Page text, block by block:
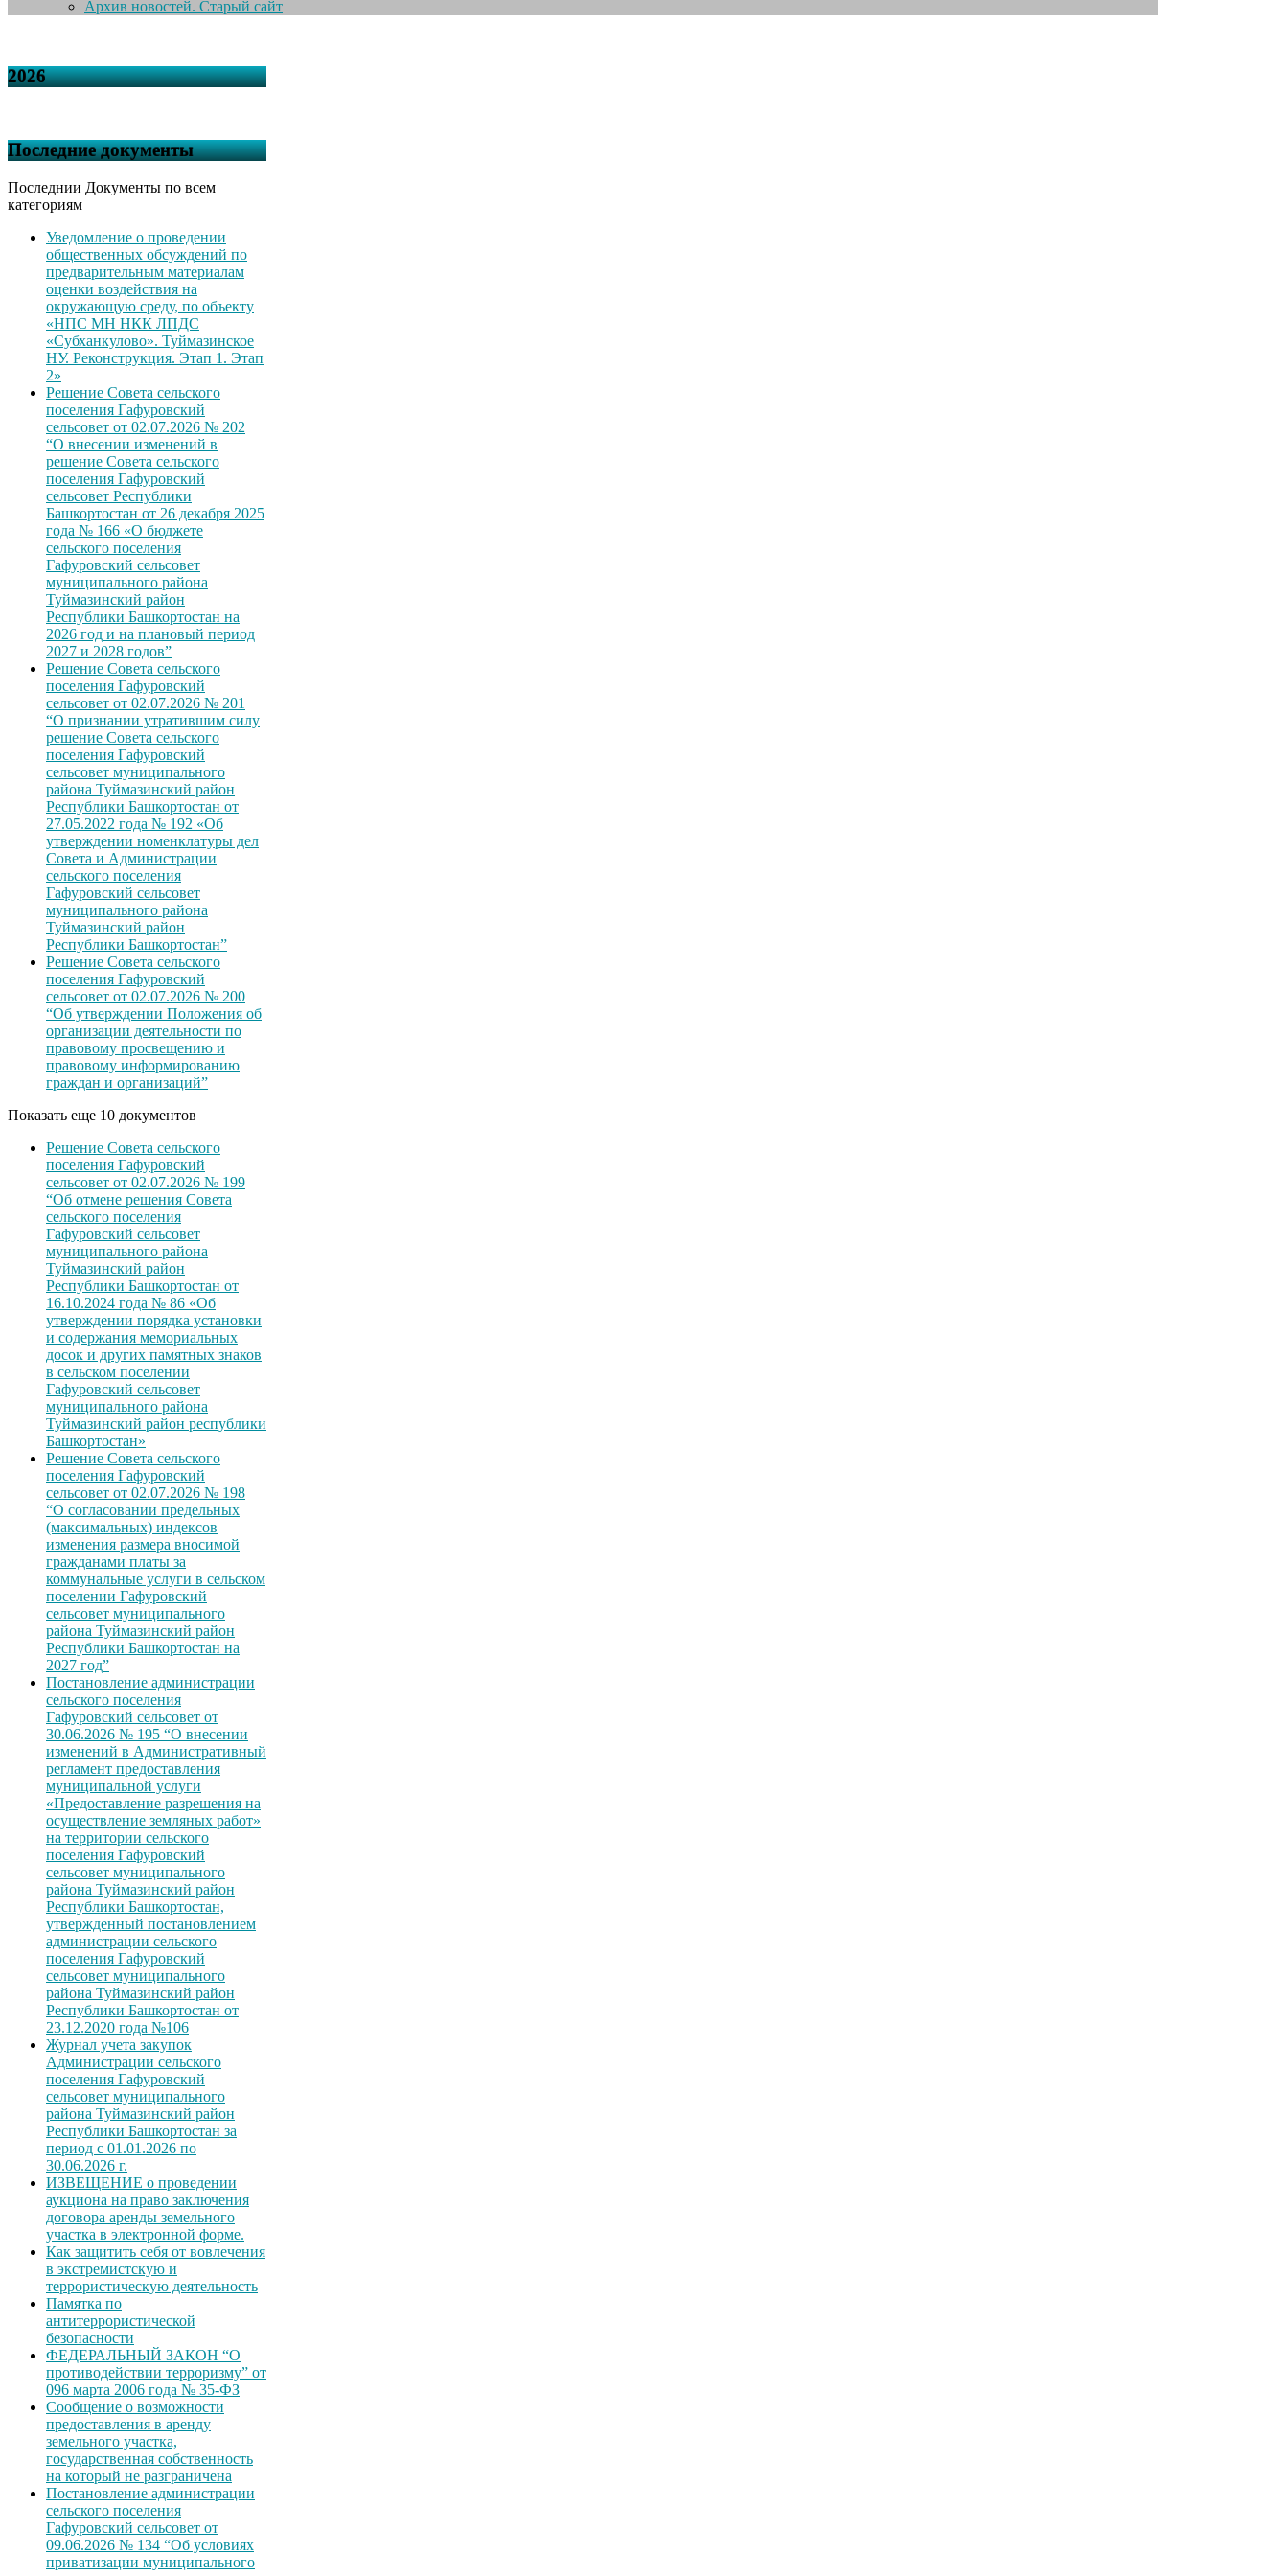
Архив новостей. Старый сайт
2026
Последние документы
Последнии Документы по всем
категориям
Уведомление о проведении
общественных обсуждений по
предварительным материалам
оценки воздействия на
окружающую среду, по объекту
«НПС МН НКК ЛПДС
«Субханкулово». Туймазинское
НУ. Реконструкция. Этап 1. Этап
2»
Решение Совета сельского
поселения Гафуровский
сельсовет от 02.07.2026 № 202
“О внесении изменений в
решение Совета сельского
поселения Гафуровский
сельсовет Республики
Башкортостан от 26 декабря 2025
года № 166 «О бюджете
сельского поселения
Гафуровский сельсовет
муниципального района
Туймазинский район
Республики Башкортостан на
2026 год и на плановый период
2027 и 2028 годов”
Решение Совета сельского
поселения Гафуровский
сельсовет от 02.07.2026 № 201
“О признании утратившим силу
решение Совета сельского
поселения Гафуровский
сельсовет муниципального
района Туймазинский район
Республики Башкортостан от
27.05.2022 года № 192 «Об
утверждении номенклатуры дел
Совета и Администрации
сельского поселения
Гафуровский сельсовет
муниципального района
Туймазинский район
Республики Башкортостан”
Решение Совета сельского
поселения Гафуровский
сельсовет от 02.07.2026 № 200
“Об утверждении Положения об
организации деятельности по
правовому просвещению и
правовому информированию
граждан и организаций”
Показать еще 10 документов
Решение Совета сельского
поселения Гафуровский
сельсовет от 02.07.2026 № 199
“Об отмене решения Совета
сельского поселения
Гафуровский сельсовет
муниципального района
Туймазинский район
Республики Башкортостан от
16.10.2024 года № 86 «Об
утверждении порядка установки
и содержания мемориальных
досок и других памятных знаков
в сельском поселении
Гафуровский сельсовет
муниципального района
Туймазинский район республики
Башкортостан»
Решение Совета сельского
поселения Гафуровский
сельсовет от 02.07.2026 № 198
“О согласовании предельных
(максимальных) индексов
изменения размера вносимой
гражданами платы за
коммунальные услуги в сельском
поселении Гафуровский
сельсовет муниципального
района Туймазинский район
Республики Башкортостан на
2027 год”
Постановление администрации
сельского поселения
Гафуровский сельсовет от
30.06.2026 № 195 “О внесении
изменений в Административный
регламент предоставления
муниципальной услуги
«Предоставление разрешения на
осуществление земляных работ»
на территории сельского
поселения Гафуровский
сельсовет муниципального
района Туймазинский район
Республики Башкортостан,
утвержденный постановлением
администрации сельского
поселения Гафуровский
сельсовет муниципального
района Туймазинский район
Республики Башкортостан от
23.12.2020 года №106
Журнал учета закупок
Администрации сельского
поселения Гафуровский
сельсовет муниципального
района Туймазинский район
Республики Башкортостан за
период с 01.01.2026 по
30.06.2026 г.
ИЗВЕЩЕНИЕ о проведении
аукциона на право заключения
договора аренды земельного
участка в электронной форме.
Как защитить себя от вовлечения
в экстремистскую и
террористическую деятельность
Памятка по
антитеррористической
безопасности
ФЕДЕРАЛЬНЫЙ ЗАКОН “О
противодействии терроризму” от
096 марта 2006 года № 35-ФЗ
Сообщение о возможности
предоставления в аренду
земельного участка,
государственная собственность
на который не разграничена
Постановление администрации
сельского поселения
Гафуровский сельсовет от
09.06.2026 № 134 “Об условиях
приватизации муниципального